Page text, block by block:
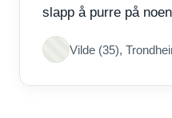
slapp å purre på
Vilde (35),